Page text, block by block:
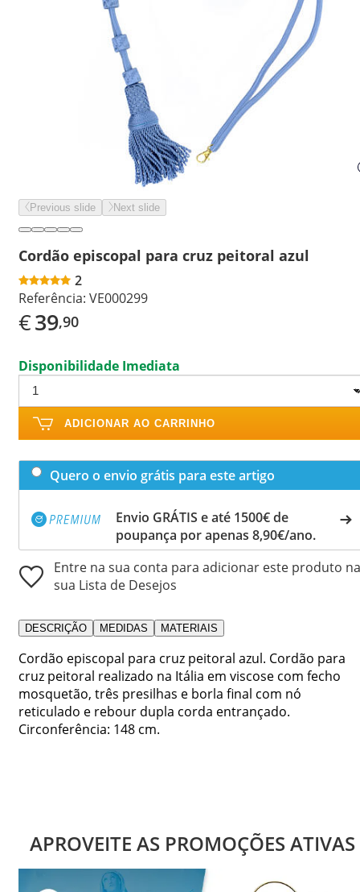
Previous slide Next slide
Cordão episcopal para cruz peitoral azul
2
Referência: VE000299
€39,90
Disponibilidade Imediata
ADICIONAR AO CARRINHO
Quero o envio grátis para este artigo
Envio GRÁTIS e até 1500€ de
poupança por apenas 8,90€/ano.
Entre na sua conta para adicionar este produto na
sua Lista de Desejos
DESCRIÇÃO MEDIDAS MATERIAIS
Cordão episcopal para cruz peitoral azul. Cordão para
cruz peitoral realizado na Itália em viscose com fecho
mosquetão, três presilhas e borla final com nó
reticulado e rebour dupla corda entrançado.
Circonferência: 148 cm.
APROVEITE AS PROMOÇÕES ATIVAS